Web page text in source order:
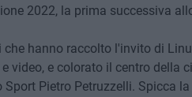
2022, la prima successiva
hanno raccolto l'invito di
video, e colorato il centro della
Sport Pietro Petruzzelli. Spicca